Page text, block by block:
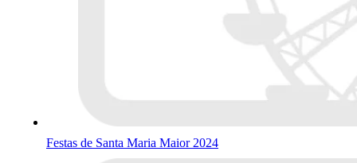
Festas de Santa Maria Maior 2024